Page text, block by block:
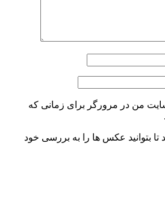
من در مرورگر برای زمانی که
تا بتوانید عکس ها را به بررسی خود